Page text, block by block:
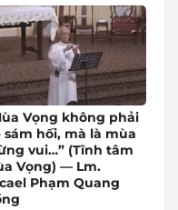
Vọng không phải
sám hối, mà là mùa
vui…” (Tĩnh tâm
Vọng) — Lm.
Phạm Quang